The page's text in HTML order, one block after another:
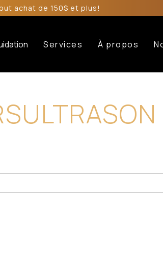
achat de 150$ et plus!
Services À propos
ULTRASON